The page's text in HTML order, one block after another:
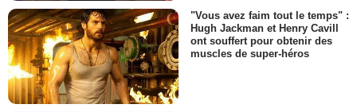
"Vous avez faim tout le temps" :
Hugh Jackman et Henry Cavill
ont souffert pour obtenir des
muscles de super-héros